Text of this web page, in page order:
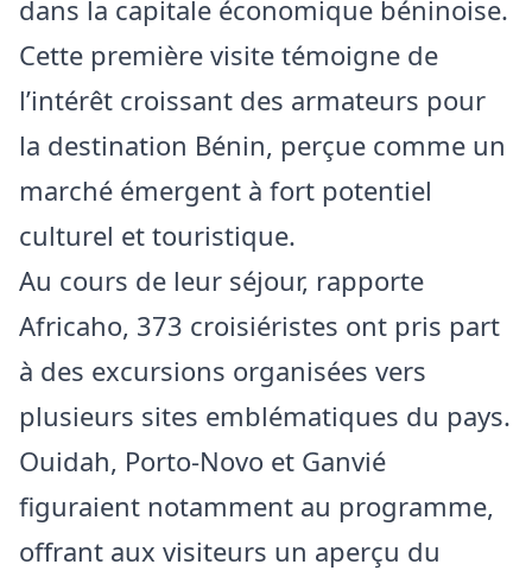
dans la capitale économique béninoise.
Cette première visite témoigne de
l’intérêt croissant des armateurs pour
la destination Bénin, perçue comme un
marché émergent à fort potentiel
culturel et touristique.
Au cours de leur séjour, rapporte
Africaho, 373 croisiéristes ont pris part
à des excursions organisées vers
plusieurs sites emblématiques du pays.
Ouidah, Porto-Novo et Ganvié
figuraient notamment au programme,
offrant aux visiteurs un aperçu du